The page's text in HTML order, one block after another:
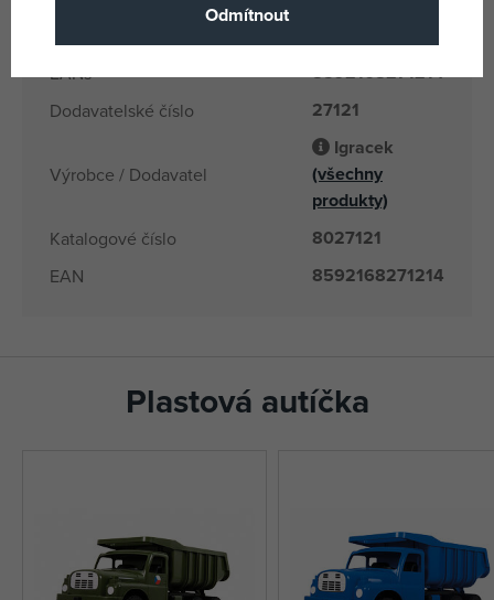
EANs 8592168271214
Dodavatelské číslo 27121
Výrobce / Dodavatel
Igracek
(všechny
produkty)
Katalogové číslo 8027121
EAN 8592168271214
Plastová autíčka
Odmítnout